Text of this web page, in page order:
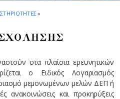
»
στα πλαίσια ερευνητικών
ο Ειδικός Λογαριασμός
μεμονωμένων μελών ΔΕΠ ή
ανακοινώσεις και προκηρύξεις